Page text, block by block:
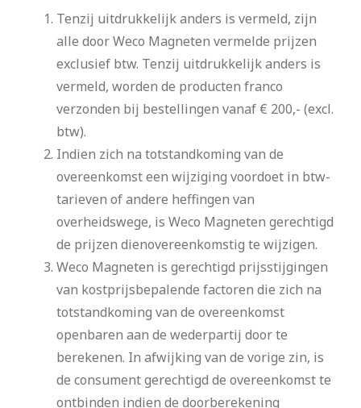
Tenzij uitdrukkelijk anders is vermeld, zijn
alle door Weco Magneten vermelde prijzen
exclusief btw. Tenzij uitdrukkelijk anders is
vermeld, worden de producten franco
verzonden bij bestellingen vanaf € 200,- (excl.
btw).
Indien zich na totstandkoming van de
overeenkomst een wijziging voordoet in btw-
tarieven of andere heffingen van
overheidswege, is Weco Magneten gerechtigd
de prijzen dienovereenkomstig te wijzigen.
Weco Magneten is gerechtigd prijsstijgingen
van kostprijsbepalende factoren die zich na
totstandkoming van de overeenkomst
openbaren aan de wederpartij door te
berekenen. In afwijking van de vorige zin, is
de consument gerechtigd de overeenkomst te
ontbinden indien de doorberekening